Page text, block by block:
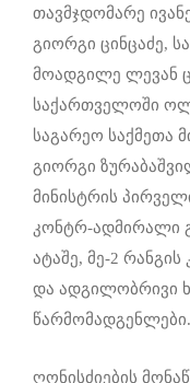
თავმჯდომარე
გიორგი ცინცაძე,
მოადგილე ლევან
საქართველოში
საგარეო საქმეთა
გიორგი
მინისტრის
კონტრ-ადმირალი
ატაშე, მე-2
და ადგილობრივი
წარმომადგენლები.
ღონისძიების